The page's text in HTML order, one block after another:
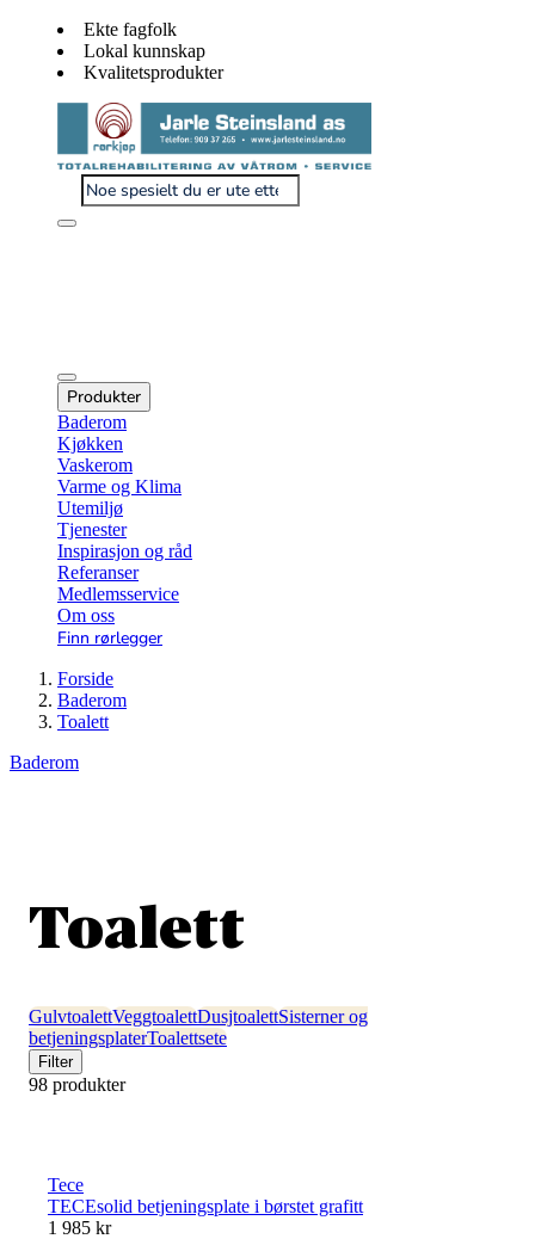
Ekte fagfolk
Lokal kunnskap
Kvalitetsprodukter
Produkter
Baderom
Kjøkken
Vaskerom
Varme og Klima
Utemiljø
Tjenester
Inspirasjon og råd
Referanser
Medlemsservice
Om oss
Finn rørlegger
Forside
Baderom
Toalett
Baderom
Toalett
GulvtoalettVeggtoalettDusjtoalettSisterner og
betjeningsplaterToalettsete
Filter
98 produkter
Tece
TECEsolid betjeningsplate i børstet grafitt
1 985 kr